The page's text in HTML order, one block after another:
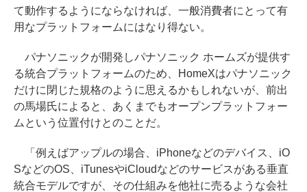
て動作するようにならなければ、一般消費者にとって有
用なプラットフォームにはなり得ない。
パナソニックが開発しパナソニック ホームズが提供す
る統合プラットフォームのため、HomeXはパナソニック
だけに閉じた規格のように思えるかもしれないが、前出
の馬場氏によると、あくまでもオープンプラットフォー
ムという位置付けとのことだ。
「例えばアップルの場合、iPhoneなどのデバイス、iO
SなどのOS、iTunesやiCloudなどのサービスがある垂直
統合モデルですが、その仕組みを他社に売るような会社